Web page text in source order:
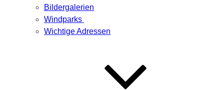
Bildergalerien
Windparks
Wichtige Adressen